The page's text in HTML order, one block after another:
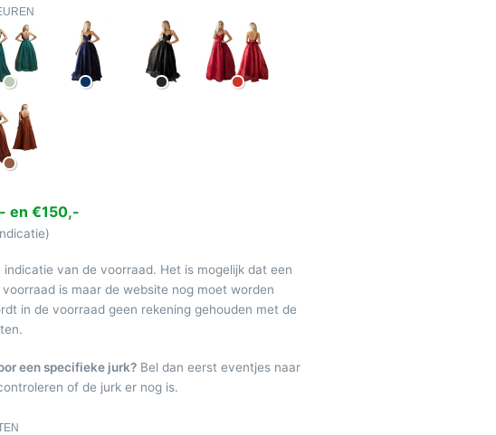
en €150,-
indicatie van de voorraad. Het is mogelijk dat een
is maar de website nog moet worden
in de voorraad geen rekening gehouden met de
een specifieke jurk? Bel dan eerst eventjes naar
of de jurk er nog is.